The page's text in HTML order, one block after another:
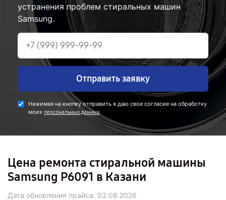
устранения проблем стиральных машин
Samsung.
Отправить заявку
Нажимая на кнопку отправить я даю свое согласие на обработку
моих персональных данных.
Цена ремонта стиральной машины
Samsung P6091 в Казани
Дата обновления прайса: 03.08.2026